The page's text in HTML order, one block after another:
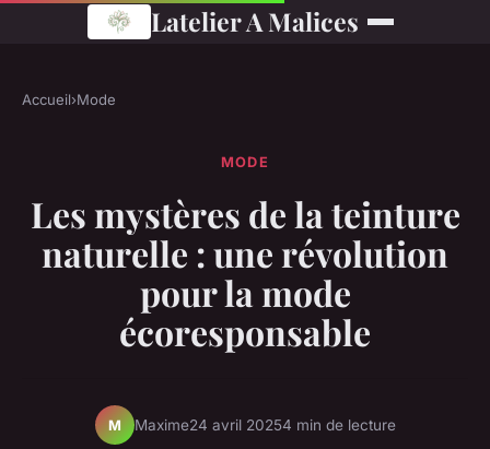
Latelier A Malices
Accueil›Mode
MODE
Les mystères de la teinture
naturelle : une révolution
pour la mode
écoresponsable
M Maxime24 avril 20254 min de lecture